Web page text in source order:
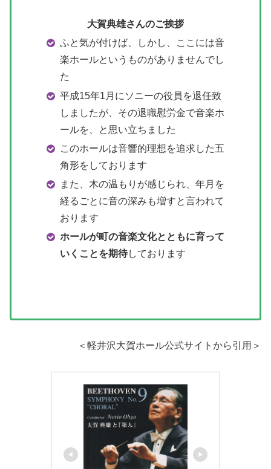
大賀典雄さんのご挨拶
ふと気が付けば、しかし、ここには音
楽ホールというものがありませんでし
た
平成15年1月にソニーの役員を退任致
しましたが、その退職慰労金で音楽ホ
ールを、と思い立ちました
このホールは音響的理想を追求した五
角形をしております
また、木の温もりが感じられ、年月を
経るごとに音の深みも増すと言われて
おります
ホールが町の音楽文化とともに育って
いくことを期待しております
＜軽井沢大賀ホール公式サイトから引用＞